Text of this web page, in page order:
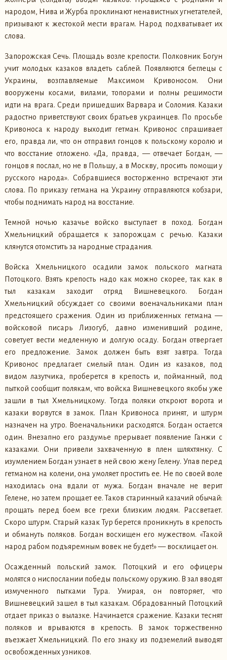
народом, Нива и Журба проклинают ненавистных угнетателей,
призывают к жестокой мести врагам. Народ подхватывает их
слова.
Запорожская Сечь. Площадь возле крепости. Полковник Богун
учит молодых казаков владеть саблей. Появляются беглецы с
Украины, возглавляемые Максимом Кривоносом. Они
вооружены косами, вилами, топорами и полны решимости
идти на врага. Среди пришедших Варвара и Соломия. Казаки
радостно приветствуют своих братьев украинцев. По просьбе
Кривоноса к народу выходит гетман. Кривонос спрашивает
его, правда ли, что он отправил гонцов к польскому королю и
что восстание отложено. «Да, правда, — отвечает Богдан, —
гонцов я послал, но не в Польшу, а в Москву, просить помощи у
русского народа». Собравшиеся восторженно встречают эти
слова. По приказу гетмана на Украину отправляются кобзари,
чтобы поднимать народ на восстание.
Темной ночью казачье войско выступает в поход. Богдан
Хмельницкий обращается к запорожцам с речью. Казаки
клянутся отомстить за народные страдания.
Войска Хмельницкого осадили замок польского магната
Потоцкого. Взять крепость надо как можно скорее, так как в
тыл казакам заходит отряд Вишневецкого. Богдан
Хмельницкий обсуждает со своими военачальниками план
предстоящего сражения. Один из приближенных гетмана —
войсковой писарь Лизогуб, давно изменивший родине,
советует вести медленную и долгую осаду. Богдан отвергает
его предложение. Замок должен быть взят завтра. Тогда
Кривонос предлагает смелый план. Один из казаков, под
видом лазутчика, проберется в крепость и, пойманный, под
пыткой сообщит полякам, что войска Вишневецкого якобы уже
зашли в тыл Хмельницкому. Тогда поляки откроют ворота и
казаки ворвутся в замок. План Кривоноса принят, и штурм
назначен на утро. Военачальники расходятся. Богдан остается
один. Внезапно его раздумье прерывает появление Ганжи с
казаками. Они привели захваченную в плен шляхтянку. С
изумлением Богдан узнает в ней свою жену Гелену. Упав перед
гетманом на колени, она умоляет простить ее. Не по своей воле
находилась она вдали от мужа. Богдан вначале не верит
Гелене, но затем прощает ее. Таков старинный казачий обычай:
прощать перед боем все грехи близким людям. Рассветает.
Скоро штурм. Старый казак Тур берется проникнуть в крепость
и обмануть поляков. Богдан восхищен его мужеством. «Такой
народ рабом подъяремным вовек не будет!» — восклицает он.
Осажденный польский замок. Потоцкий и его офицеры
молятся о ниспослании победы польскому оружию. В зал вводят
измученного пытками Тура. Умирая, он повторяет, что
Вишневецкий зашел в тыл казакам. Обрадованный Потоцкий
отдает приказ о вылазке. Начинается сражение. Казаки теснят
поляков и врываются в крепость. В замок торжественно
въезжает Хмельницкий. По его знаку из подземелий выводят
освобожденных узников.